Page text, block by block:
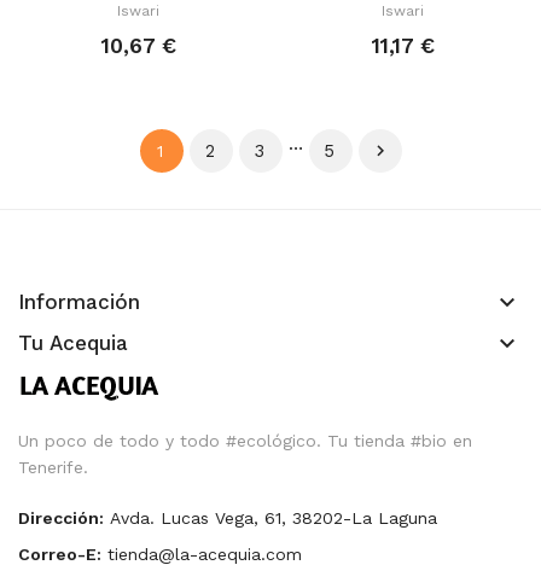
Iswari
10,67 €
Iswari
11,17 €
1 2 3 … 5 
Información keyboard_arrow_down
Tu Acequia keyboard_arrow_down
Un poco de todo y todo #ecológico. Tu tienda #bio en
Tenerife.
Dirección: Avda. Lucas Vega, 61, 38202-La Laguna
Correo-E: tienda@la-acequia.com